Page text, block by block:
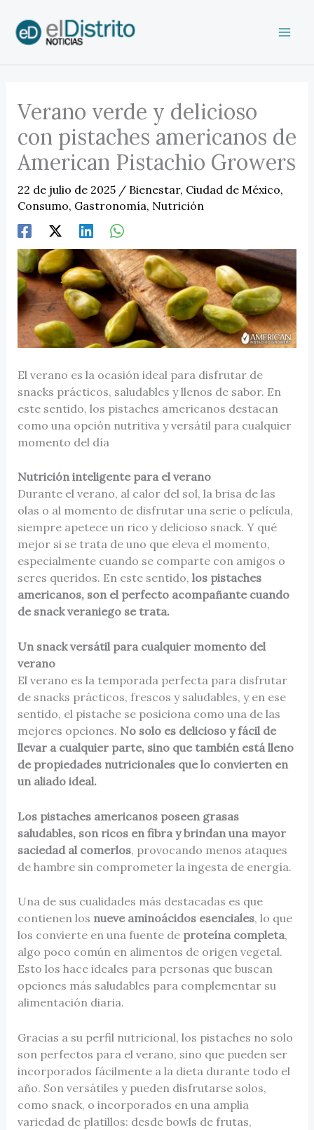
contenido
Verano verde y delicioso
con pistaches americanos de
American Pistachio Growers
22 de julio de 2025 / Bienestar, Ciudad de México,
Consumo, Gastronomía, Nutrición
El verano es la ocasión ideal para disfrutar de
snacks prácticos, saludables y llenos de sabor. En
este sentido, los pistaches americanos destacan
como una opción nutritiva y versátil para cualquier
momento del día
Nutrición inteligente para el verano
Durante el verano, al calor del sol, la brisa de las
olas o al momento de disfrutar una serie o película,
siempre apetece un rico y delicioso snack. Y qué
mejor si se trata de uno que eleva el momento,
especialmente cuando se comparte con amigos o
seres queridos. En este sentido, los pistaches
americanos, son el perfecto acompañante cuando
de snack veraniego se trata.
Un snack versátil para cualquier momento del
verano
El verano es la temporada perfecta para disfrutar
de snacks prácticos, frescos y saludables, y en ese
sentido, el pistache se posiciona como una de las
mejores opciones. No solo es delicioso y fácil de
llevar a cualquier parte, sino que también está lleno
de propiedades nutricionales que lo convierten en
un aliado ideal.
Los pistaches americanos poseen grasas
saludables, son ricos en fibra y brindan una mayor
saciedad al comerlos, provocando menos ataques
de hambre sin comprometer la ingesta de energía.
Una de sus cualidades más destacadas es que
contienen los nueve aminoácidos esenciales, lo que
los convierte en una fuente de proteína completa,
algo poco común en alimentos de origen vegetal.
Esto los hace ideales para personas que buscan
opciones más saludables para complementar su
alimentación diaria.
Gracias a su perfil nutricional, los pistaches no solo
son perfectos para el verano, sino que pueden ser
incorporados fácilmente a la dieta durante todo el
año. Son versátiles y pueden disfrutarse solos,
como snack, o incorporados en una amplia
variedad de platillos: desde bowls de frutas,